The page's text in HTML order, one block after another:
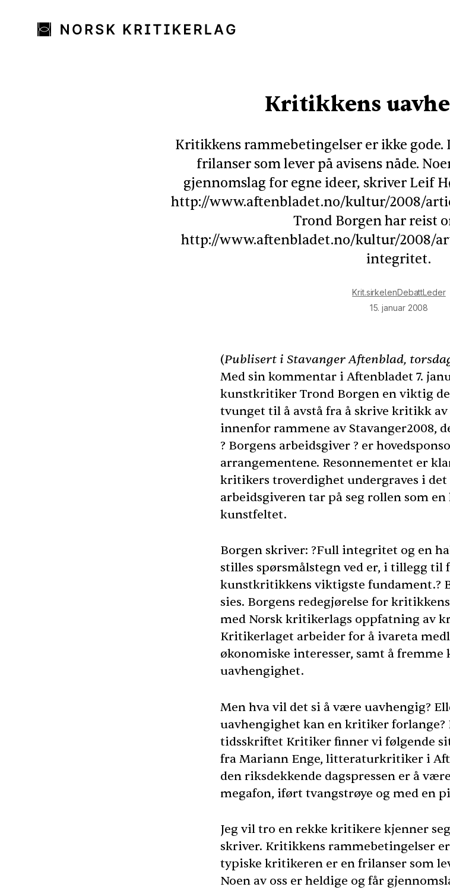
Kritikkens
Kritikkens rammebetingelser er ikke
frilanser som lever på avisens nåde.
gjennomslag for egne ideer, skriver Leif
http://www.aftenbladet.no/kultur/2008/
Trond Borgen har reist
http://www.aftenbladet.no/kultur/2008/
integritet.
Krit.sirkelenDebattLeder
15. januar 2008
(Publisert i Stavanger Aftenblad,
Med sin kommentar i Aftenbladet 7.
kunstkritiker Trond Borgen en viktig
tvunget til å avstå fra å skrive kritikk
innenfor rammene av Stavanger2008,
? Borgens arbeidsgiver ? er
arrangementene. Resonnementet er
kritikers troverdighet undergraves i
arbeidsgiveren tar på seg rollen som
kunstfeltet.
Borgen skriver: ?Full integritet og en
stilles spørsmålstegn ved er, i tillegg til
kunstkritikkens viktigste fundament.?
sies. Borgens redegjørelse for
med Norsk kritikerlags oppfatning av
Kritikerlaget arbeider for å ivareta
økonomiske interesser, samt å
uavhengighet.
Men hva vil det si å være uavhengig?
uavhengighet kan en kritiker forlange?
tidsskriftet Kritiker finner vi følgende
fra Mariann Enge, litteraturkritiker i
den riksdekkende dagspressen er å
megafon, iført tvangstrøye og med en
Jeg vil tro en rekke kritikere kjenner
skriver. Kritikkens rammebetingelser
typiske kritikeren er en frilanser som
Noen av oss er heldige og får